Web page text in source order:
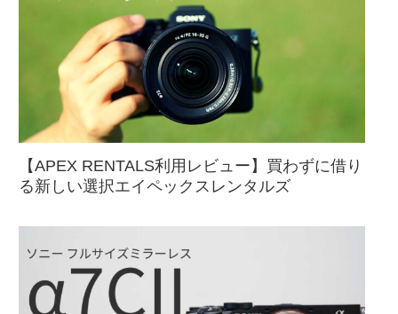
【APEX RENTALS利用レビュー】買わずに借り
る新しい選択エイペックスレンタルズ